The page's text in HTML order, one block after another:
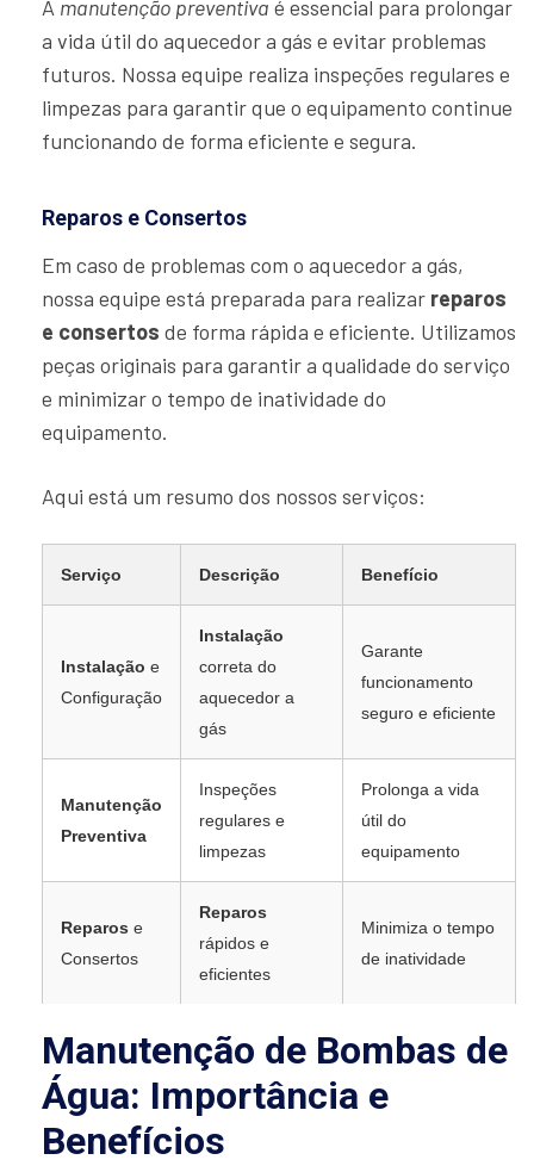
A manutenção preventiva é essencial para prolongar
a vida útil do aquecedor a gás e evitar problemas
futuros. Nossa equipe realiza inspeções regulares e
limpezas para garantir que o equipamento continue
funcionando de forma eficiente e segura.
Reparos e Consertos
Em caso de problemas com o aquecedor a gás,
nossa equipe está preparada para realizar reparos
e consertos de forma rápida e eficiente. Utilizamos
peças originais para garantir a qualidade do serviço
e minimizar o tempo de inatividade do
equipamento.
Aqui está um resumo dos nossos serviços:
Serviço Descrição Benefício
Instalação e
Configuração
Instalação
correta do
aquecedor a
gás
Garante
funcionamento
seguro e eficiente
Manutenção
Preventiva
Inspeções
regulares e
limpezas
Prolonga a vida
útil do
equipamento
Reparos e
Consertos
Reparos
rápidos e
eficientes
Minimiza o tempo
de inatividade
Manutenção de Bombas de
Água: Importância e
Benefícios